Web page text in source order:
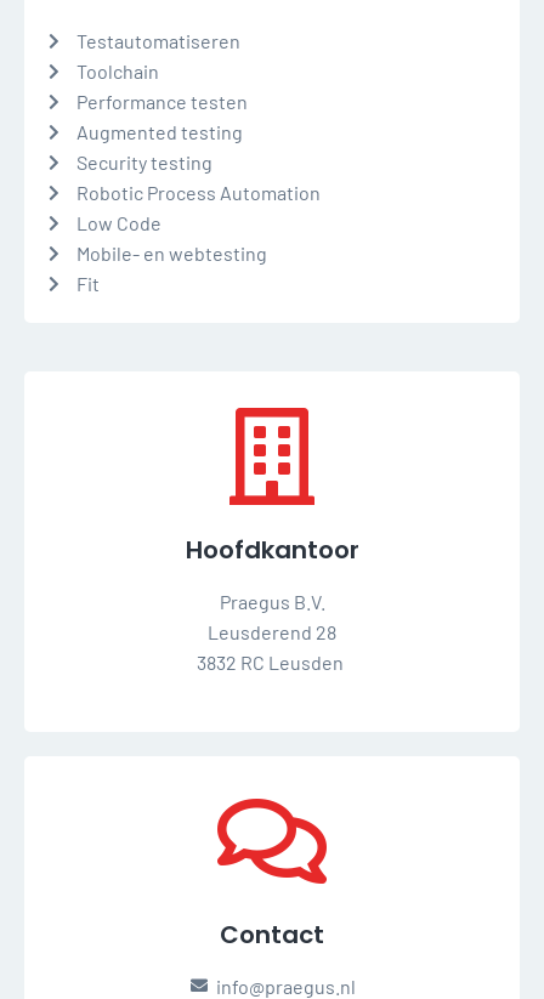
Testautomatiseren
Toolchain
Performance testen
Augmented testing
Security testing
Robotic Process Automation
Low Code
Mobile- en webtesting
Fit
Hoofdkantoor
Praegus B.V.
Leusderend 28
3832 RC Leusden
Contact
info@praegus.nl